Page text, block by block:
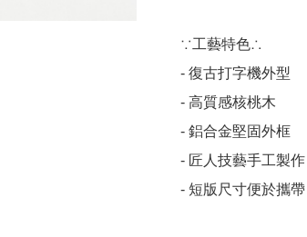
∵工藝特色∴
- 復古打字機外型
- 高質感核桃木
- 鋁合金堅固外框
- 匠人技藝手工製作
- 短版尺寸便於攜帶